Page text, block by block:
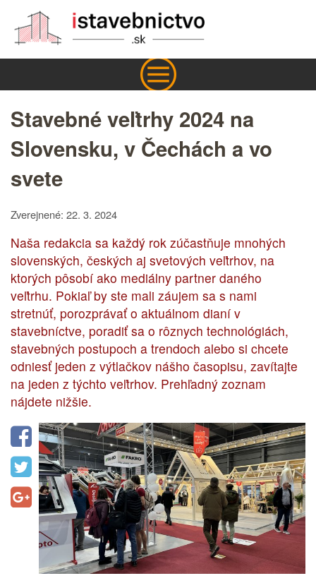
Stavebné veľtrhy 2024 na
Slovensku, v Čechách a vo
svete
Zverejnené: 22. 3. 2024
Naša redakcia sa každý rok zúčastňuje mnohých
slovenských, českých aj svetových veľtrhov, na
ktorých pôsobí ako mediálny partner daného
veľtrhu. Pokiaľ by ste mali záujem sa s nami
stretnúť, porozprávať o aktuálnom dianí v
stavebníctve, poradiť sa o rôznych technológiách,
stavebných postupoch a trendoch alebo si chcete
odniesť jeden z výtlačkov nášho časopisu, zavítajte
na jeden z týchto veľtrhov. Prehľadný zoznam
nájdete nižšie.